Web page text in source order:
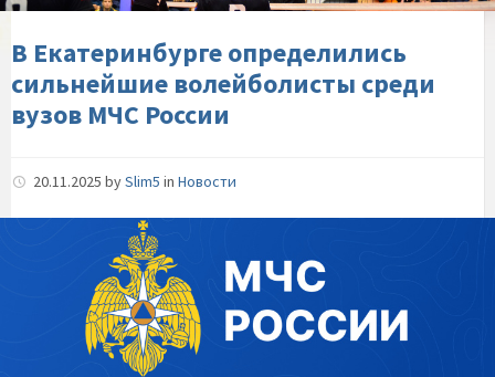
вузов-
МЧС-
России
В Екатеринбурге определились
сильнейшие волейболисты среди
вузов МЧС России
20.11.2025 bySlim5 in Новости
порядок-
добровольчества-
в-
обеспечении-